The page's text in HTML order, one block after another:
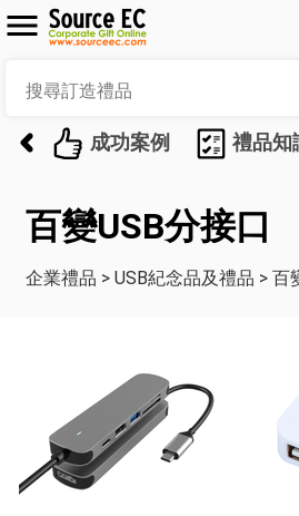
成功案例 禮品知
百變USB分接口
企業禮品 > USB紀念品及禮品 > 百